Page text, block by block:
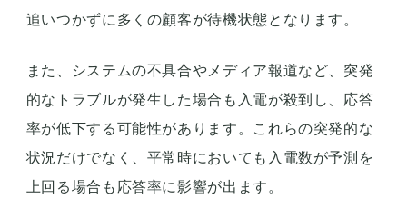
追いつかずに多くの顧客が待機状態となります。
また、システムの不具合やメディア報道など、突発
的なトラブルが発生した場合も入電が殺到し、応答
率が低下する可能性があります。これらの突発的な
状況だけでなく、平常時においても入電数が予測を
上回る場合も応答率に影響が出ます。